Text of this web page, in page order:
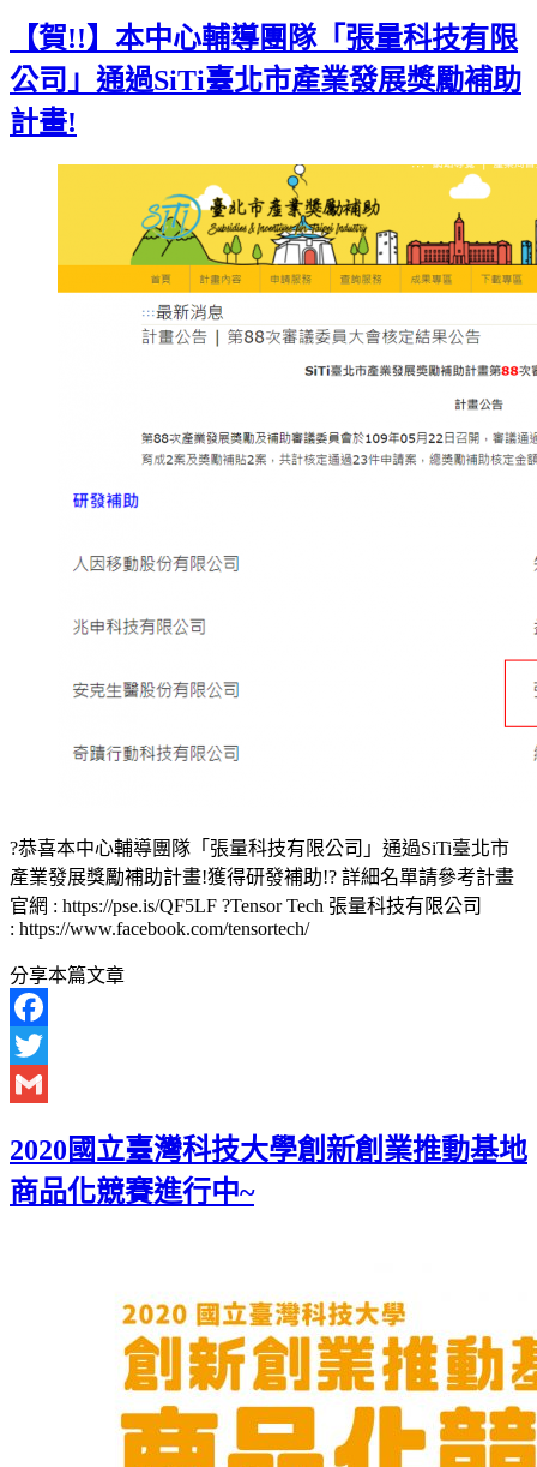
【賀!!】本中心輔導團隊「張量科技有限
公司」通過SiTi臺北市產業發展獎勵補助
計畫!
?恭喜本中心輔導團隊「張量科技有限公司」通過SiTi臺北市
產業發展獎勵補助計畫!獲得研發補助!? 詳細名單請參考計畫
官網 : https://pse.is/QF5LF ?Tensor Tech 張量科技有限公司
: https://www.facebook.com/tensortech/
分享本篇文章
Facebook
Twitter
2020國立臺灣科技大學創新創業推動基地
商品化競賽進行中~